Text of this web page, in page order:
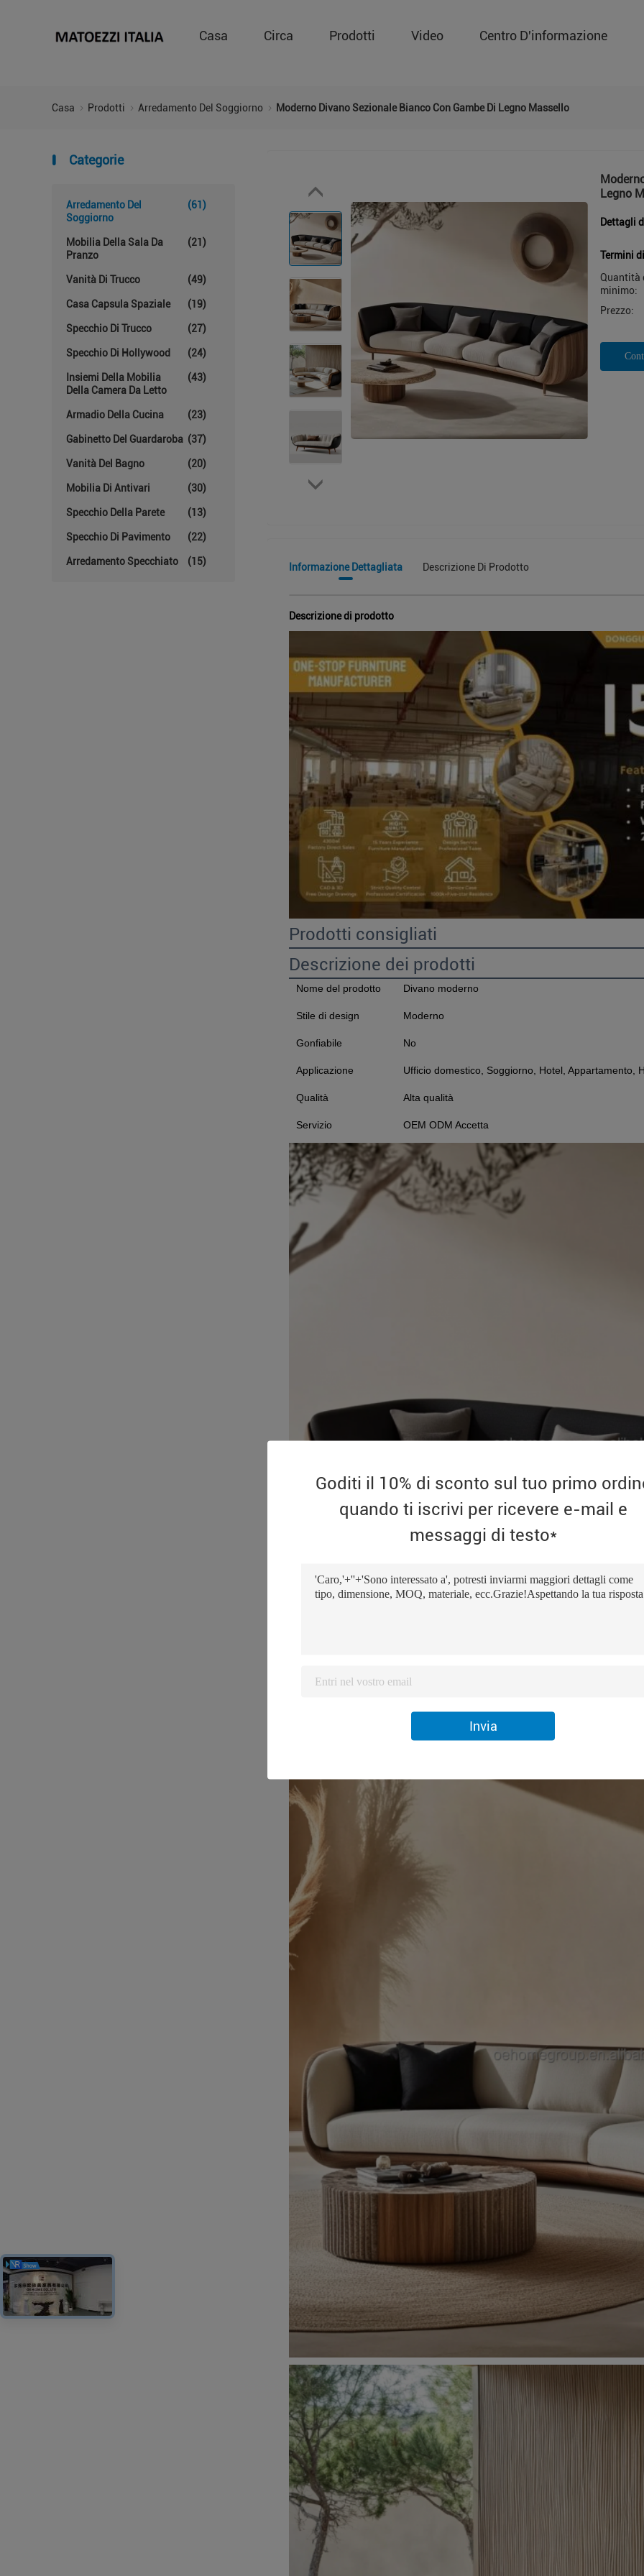
Casa Circa Prodotti Video Centro D'informazione
Casa Prodotti Arredamento Del Soggiorno Moderno Divano Sezionale Bianco Con Gambe Di Legno Massello
Categorie
Arredamento Del
Soggiorno
(61)
Mobilia Della Sala Da
Pranzo
(21)
Vanità Di Trucco (49)
Casa Capsula Spaziale (19)
Specchio Di Trucco (27)
Specchio Di Hollywood (24)
Insiemi Della Mobilia
Della Camera Da Letto
(43)
Armadio Della Cucina (23)
Gabinetto Del Guardaroba (37)
Vanità Del Bagno (20)
Mobilia Di Antivari (30)
Specchio Della Parete (13)
Specchio Di Pavimento (22)
Arredamento Specchiato (15)
Legno
Dettagli
Termini
Quantità
minimo:
Prezzo:
Informazione Dettagliata Descrizione Di Prodotto
Descrizione di prodotto
Prodotti consigliati
Descrizione dei prodotti
Nome del prodotto Divano moderno
Stile di design Moderno
Gonfiabile No
Applicazione Ufficio domestico, Soggiorno, Hotel, Appartamento,
Qualità Alta qualità
Servizio OEM ODM Accetta
Goditi il 10% di sconto sul tuo primo
quando ti iscrivi per ricevere e-mail e
messaggi di testo*
Invia